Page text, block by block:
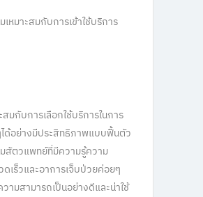
หมาะสมกับการเข้าใช้บริการ
กับการเลือกใช้บริการในการ
ได้อย่างมีประสิทธิภาพแบบฟื้นตัว
สัตวแพทย์ที่มีความรู้ความ
เร็วและอาการเจ็บป่วยค่อยๆ
มสามารถเป็นอย่างดีและน่าใช้